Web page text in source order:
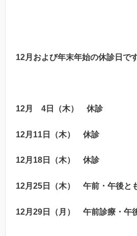
12月および年末年始の休診日です
12月 4日（木） 休診
12月11日（木） 休診
12月18日（木） 休診
12月25日（木） 午前・午後と
12月29日（月） 午前診療 ・ 午